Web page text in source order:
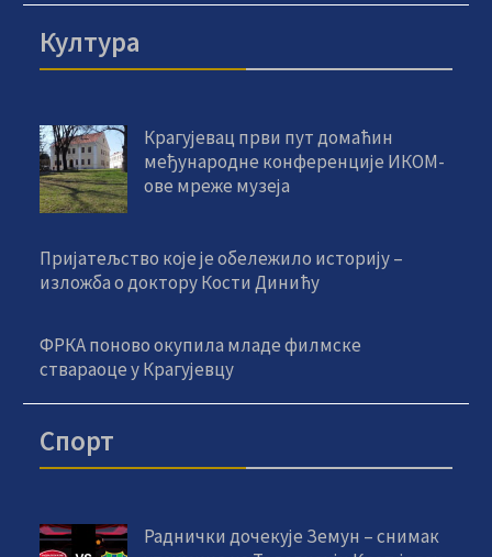
Култура
Крагујевац први пут домаћин
међународне конференције ИКОМ-
ове мреже музеја
Пријатељство које је обележило историју –
изложба о доктору Кости Динићу
ФРКА поново окупила младе филмске
ствараоце у Крагујевцу
Спорт
Раднички дочекује Земун – снимак